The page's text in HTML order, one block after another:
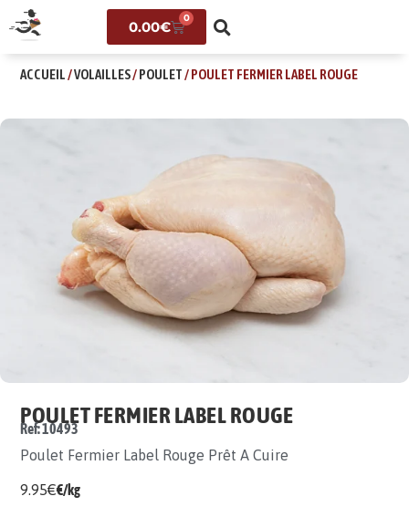
0.00€
0
ACCUEIL/VOLAILLES/POULET/ POULET FERMIER LABEL ROUGE
POULET FERMIER LABEL ROUGE
Ref: 10493
Poulet Fermier Label Rouge Prêt A Cuire
9.95€€/kg